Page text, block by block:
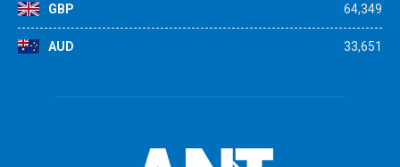
GBP 64,349
AUD 33,651